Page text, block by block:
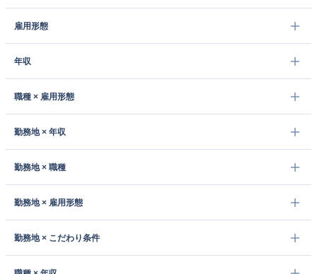
雇用形態
年収
職種 × 雇用形態
勤務地 × 年収
勤務地 × 職種
勤務地 × 雇用形態
勤務地 × こだわり条件